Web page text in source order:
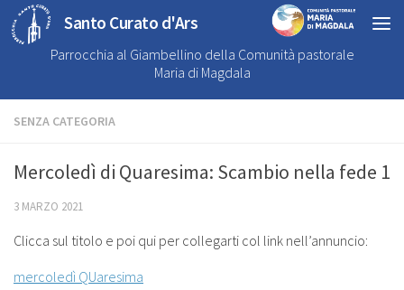
Santo Curato d'Ars
Parrocchia al Giambellino della Comunità pastorale
Maria di Magdala
SENZA CATEGORIA
Mercoledì di Quaresima: Scambio nella fede 1
3 MARZO 2021
Clicca sul titolo e poi qui per collegarti col link nell’annuncio:
mercoledì QUaresima